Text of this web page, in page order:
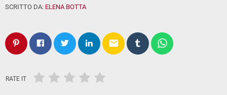
SCRITTO DA: ELENA BOTTA
email
RATE IT